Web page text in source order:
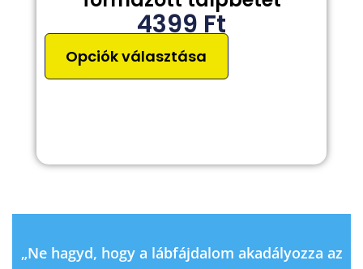
4399Ft
Opciók választása
„Ne hagyd, hogy a lábfájdalom akadályozza az